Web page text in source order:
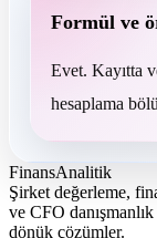
Formül ve
Evet. Kayıtta
hesaplama
FinansAnalitik
Şirket değerleme,
ve CFO
dönük çözümler.